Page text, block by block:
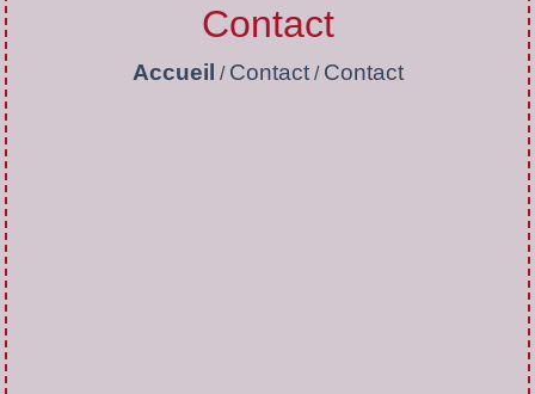
Contact
Accueil / Contact/ Contact